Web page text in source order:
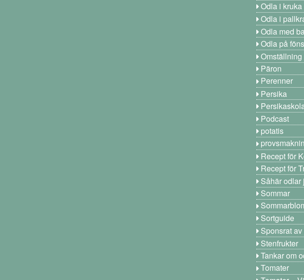
Odla i kruka
Odla i
Odla med
Odla på
Omställning
Päron
Perenner
Persika
Podcast
potatis
Recept för
Recept för
Såhär odlar
Sommar
Sortguide
Sponsrat
Stenfrukter
Tankar om
Tomater